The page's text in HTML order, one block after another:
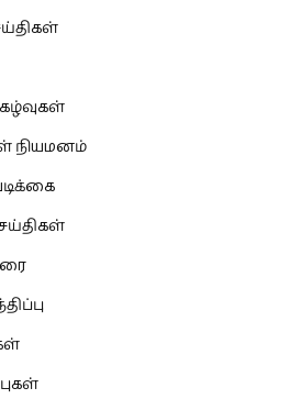
நியமனம்